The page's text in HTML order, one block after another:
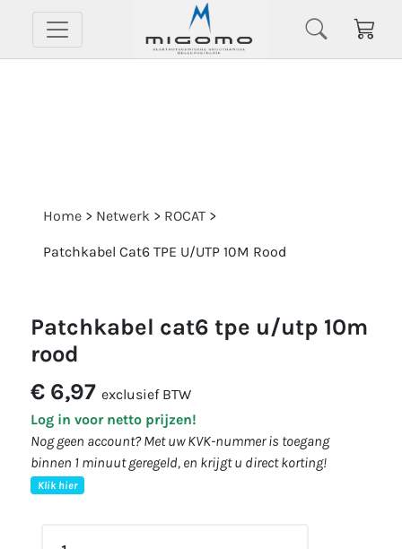
Home > Netwerk > ROCAT >
Patchkabel Cat6 TPE U/UTP 10M Rood
patchkabel cat6 tpe u/utp 10m
rood
€ 6,97 exclusief BTW
Log in voor netto prijzen!
Nog geen account? Met uw KVK-nummer is toegang
binnen 1 minuut geregeld, en krijgt u direct korting!
Klik hier